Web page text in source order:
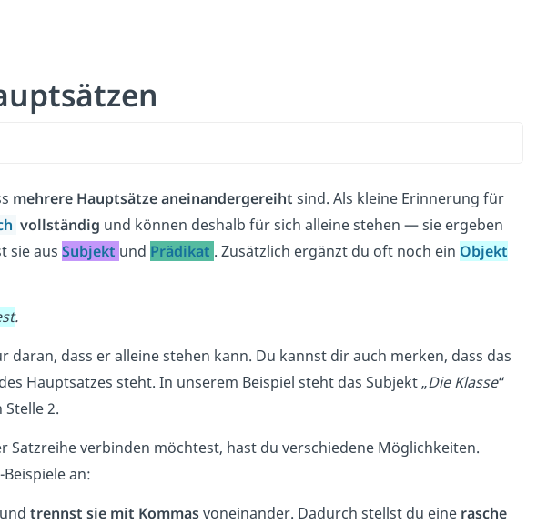
mehrere Hauptsätze aneinandergereiht sind. Als kleine Erinnerung für
vollständig und können deshalb für sich alleine stehen — sie ergeben
sie aus Subjekt und Prädikat . Zusätzlich ergänzt du oft noch ein Objekt
.
daran, dass er alleine stehen kann. Du kannst dir auch merken, dass das
Hauptsatzes steht. In unserem Beispiel steht das Subjekt „Die Klasse“
Stelle 2.
Satzreihe verbinden möchtest, hast du verschiedene Möglichkeiten.
an:
trennst sie mit Kommasvoneinander. Dadurch stellst du eine rasche